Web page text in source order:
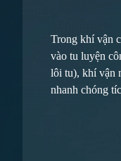
Trong khí vận
vào tu luyện
lôi tu), khí vận
nhanh chóng